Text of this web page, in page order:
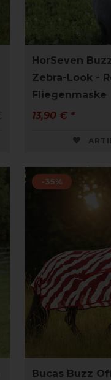
HorSeven
Zebra-Look -
Fliegenmaske
13,90 € *
-35%
Bucas Buzz